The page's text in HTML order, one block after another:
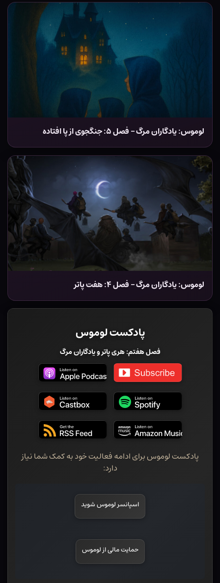
لوموس: یادگاران مرگ – فصل ۵: جنگجوی از پا افتاده
لوموس: یادگاران مرگ – فصل ۴: هفت پاتر
پادکست لوموس
فصل هفتم: هری پاتر و یادگاران مرگ
پادکست لوموس برای ادامه فعالیت خود به کمک شما نیاز
دارد:
اسپانسر لوموس شوید
حمایت مالی از لوموس